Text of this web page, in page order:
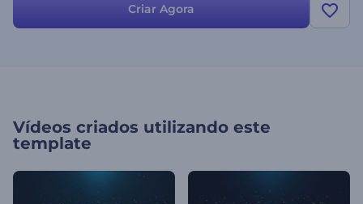
Criar Agora
Vídeos criados utilizando este
template